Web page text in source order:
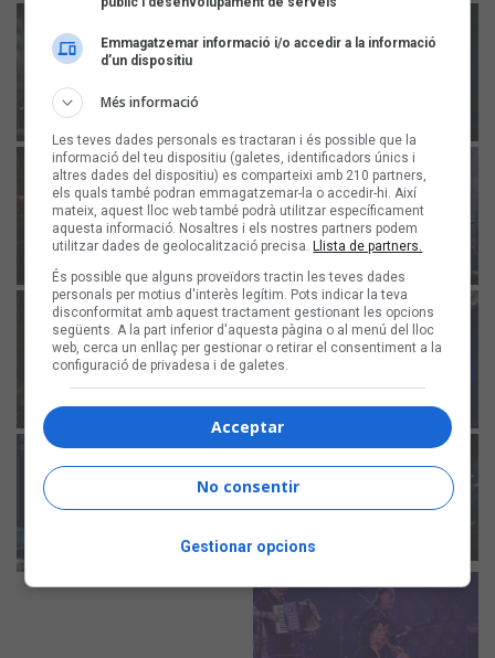
Emmagatzemar informació i/o accedir a la informació
d’un dispositiu
Més informació
Les teves dades personals es tractaran i és possible que la
informació del teu dispositiu (galetes, identificadors únics i
altres dades del dispositiu) es comparteixi amb 210 partners,
els quals també podran emmagatzemar-la o accedir-hi. Així
mateix, aquest lloc web també podrà utilitzar específicament
aquesta informació. Nosaltres i els nostres partners podem
utilitzar dades de geolocalització precisa.Llista de partners.
És possible que alguns proveïdors tractin les teves dades
personals per motius d'interès legítim. Pots indicar la teva
disconformitat amb aquest tractament gestionant les opcions
següents. A la part inferior d'aquesta pàgina o al menú del lloc
web, cerca un enllaç per gestionar o retirar el consentiment a la
configuració de privadesa i de galetes.
Acceptar
No consentir
Gestionar opcions